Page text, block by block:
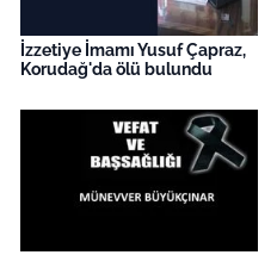
İzzetiye İmamı Yusuf Çapraz,
Korudağ'da ölü bulundu
Gündem-Eğitim